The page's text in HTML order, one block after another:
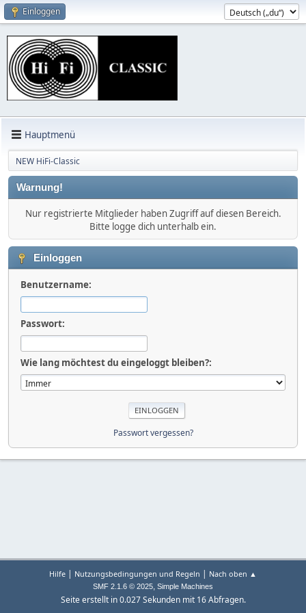
Einloggen
Hauptmenü
NEW HiFi-Classic
Warnung!
Nur registrierte Mitglieder haben Zugriff auf diesen Bereich.
Bitte logge dich unterhalb ein.
Einloggen
Benutzername:
Passwort:
Wie lang möchtest du eingeloggt bleiben?:
Passwort vergessen?
Hilfe | Nutzungsbedingungen und Regeln | Nach oben ▲
SMF 2.1.6 © 2025, Simple Machines
Seite erstellt in 0.027 Sekunden mit 16 Abfragen.